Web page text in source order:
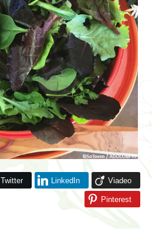
Twitter LinkedIn Viadeo
Pinterest